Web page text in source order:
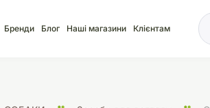
Бренди Блог Наші магазини Клієнтам